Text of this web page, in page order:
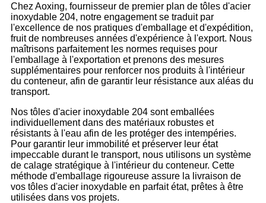
Chez Aoxing, fournisseur de premier plan de tôles d'acier
inoxydable 204, notre engagement se traduit par
l'excellence de nos pratiques d'emballage et d'expédition,
fruit de nombreuses années d'expérience à l'export. Nous
maîtrisons parfaitement les normes requises pour
l'emballage à l'exportation et prenons des mesures
supplémentaires pour renforcer nos produits à l'intérieur
du conteneur, afin de garantir leur résistance aux aléas du
transport.
Nos tôles d'acier inoxydable 204 sont emballées
individuellement dans des matériaux robustes et
résistants à l'eau afin de les protéger des intempéries.
Pour garantir leur immobilité et préserver leur état
impeccable durant le transport, nous utilisons un système
de calage stratégique à l'intérieur du conteneur. Cette
méthode d'emballage rigoureuse assure la livraison de
vos tôles d'acier inoxydable en parfait état, prêtes à être
utilisées dans vos projets.